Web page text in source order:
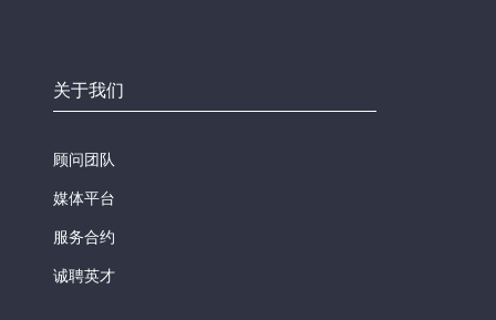
关于我们
顾问团队
媒体平台
服务合约
诚聘英才